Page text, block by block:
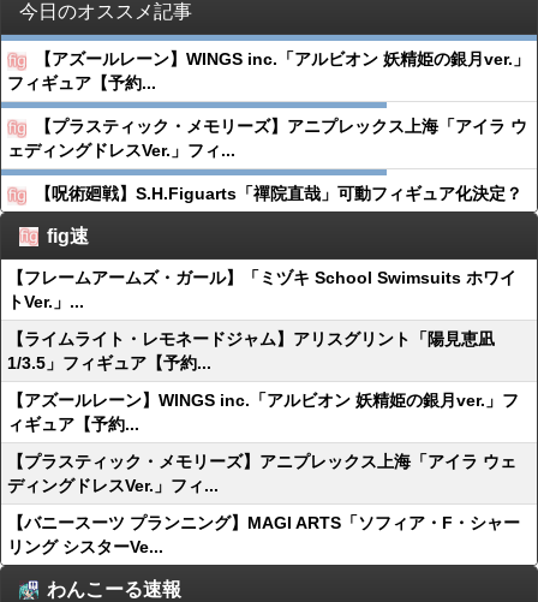
今日のオススメ記事
【アズールレーン】WINGS inc.「アルビオン 妖精姫の銀月ver.」
フィギュア【予約...
【プラスティック・メモリーズ】アニプレックス上海「アイラ ウ
ェディングドレスVer.」フィ...
【呪術廻戦】S.H.Figuarts「禪院直哉」可動フィギュア化決定？
fig速
【フレームアームズ・ガール】「ミヅキ School Swimsuits ホワイ
トVer.」...
【ライムライト・レモネードジャム】アリスグリント「陽見恵凪
1/3.5」フィギュア【予約...
【アズールレーン】WINGS inc.「アルビオン 妖精姫の銀月ver.」フ
ィギュア【予約...
【プラスティック・メモリーズ】アニプレックス上海「アイラ ウェ
ディングドレスVer.」フィ...
【バニースーツ プランニング】MAGI ARTS「ソフィア・F・シャー
リング シスターVe...
わんこーる速報